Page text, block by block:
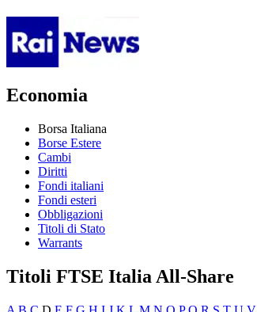
Economia
Borsa Italiana
Borse Estere
Cambi
Diritti
Fondi italiani
Fondi esteri
Obbligazioni
Titoli di Stato
Warrants
Titoli FTSE Italia All-Share